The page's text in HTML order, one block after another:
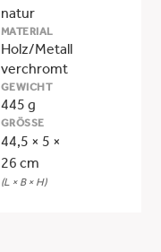
natur
MATERIAL
Holz/Metall
verchromt
GEWICHT
445 g
GRÖSSE
44,5 × 5 ×
26 cm
(L × B × H)